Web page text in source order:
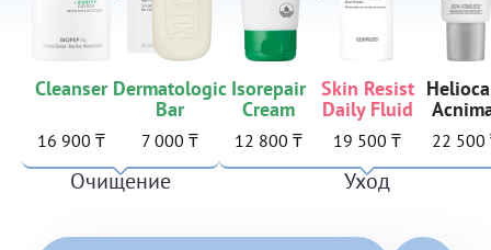
Cleanser
16 900 ₸
Dermatologic
Bar
7 000 ₸
Очищение
Isorepair
Cream
12 800 ₸
Skin Resist
Daily Fluid
19 500 ₸ 22 500
Уход